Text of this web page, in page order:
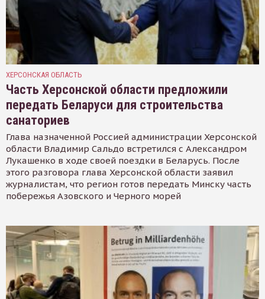
ХЕРСОНСКАЯ ОБЛАСТЬ
Часть Херсонской области предложили
передать Беларуси для строительства
санаториев
Глава назначенной Россией администрации Херсонской
области Владимир Сальдо встретился с Александром
Лукашенко в ходе своей поездки в Беларусь. После
этого разговора глава Херсонской области заявил
журналистам, что регион готов передать Минску часть
побережья Азовского и Черного морей